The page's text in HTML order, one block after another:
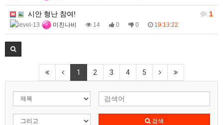
1
시안 형난 참여!
미친나비 14 0 0 19:13:22
1 2 3 4 5
검색